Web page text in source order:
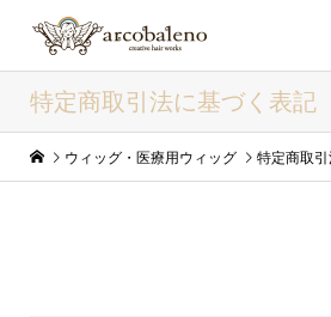
特定商取引法に基づく表記
ウィッグ・医療用ウィッグ 特定商取